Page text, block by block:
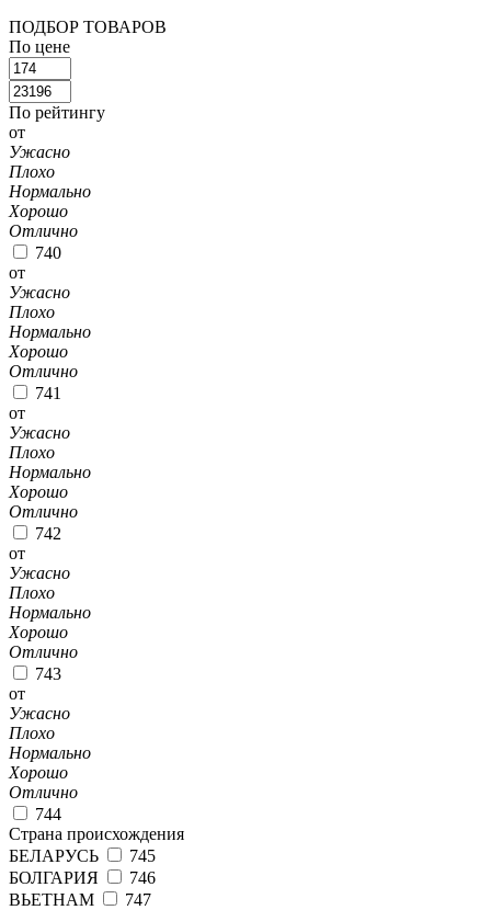
ПОДБОР ТОВАРОВ
По цене
По рейтингу
от
Ужасно
Плохо
Нормально
Хорошо
Отлично
740
от
Ужасно
Плохо
Нормально
Хорошо
Отлично
741
от
Ужасно
Плохо
Нормально
Хорошо
Отлично
742
от
Ужасно
Плохо
Нормально
Хорошо
Отлично
743
от
Ужасно
Плохо
Нормально
Хорошо
Отлично
744
Страна происхождения
БЕЛАРУСЬ
745
БОЛГАРИЯ
746
ВЬЕТНАМ
747